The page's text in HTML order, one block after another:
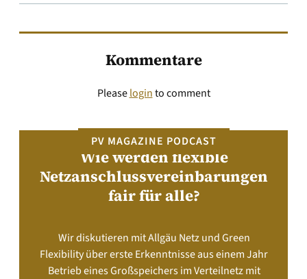
Kommentare
Pleaseloginto comment
PV MAGAZINE PODCAST
Wie werden flexible
Netzanschlussvereinbarungen
fair für alle?
Wir diskutieren mit Allgäu Netz und Green
Flexibility über erste Erkenntnisse aus einem Jahr
Betrieb eines Großspeichers im Verteilnetz mit